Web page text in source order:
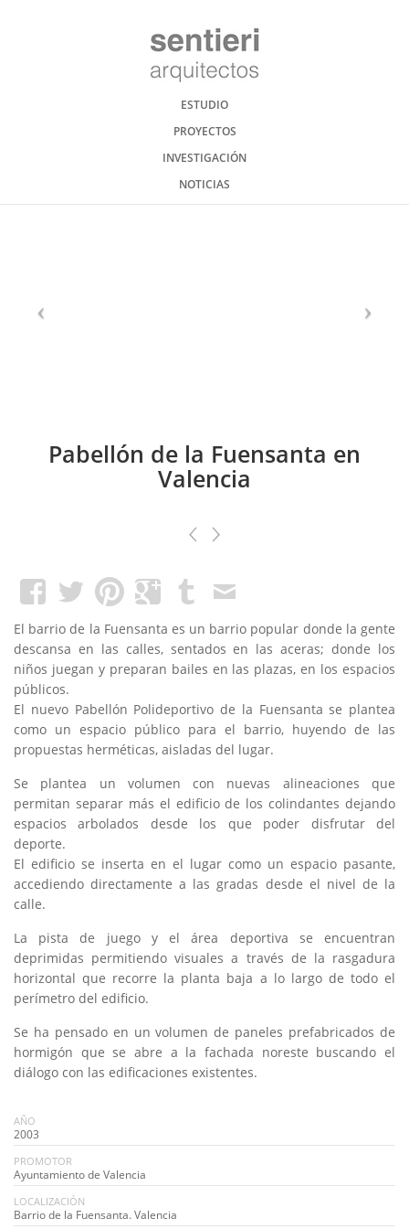
ESTUDIO
PROYECTOS
INVESTIGACIÓN
NOTICIAS
Pabellón de la Fuensanta en
Valencia
El barrio de la Fuensanta es un barrio popular donde la gente
descansa en las calles, sentados en las aceras; donde los
niños juegan y preparan bailes en las plazas, en los espacios
públicos.
El nuevo Pabellón Polideportivo de la Fuensanta se plantea
como un espacio público para el barrio, huyendo de las
propuestas herméticas, aisladas del lugar.
Se plantea un volumen con nuevas alineaciones que
permitan separar más el edificio de los colindantes dejando
espacios arbolados desde los que poder disfrutar del
deporte.
El edificio se inserta en el lugar como un espacio pasante,
accediendo directamente a las gradas desde el nivel de la
calle.
La pista de juego y el área deportiva se encuentran
deprimidas permitiendo visuales a través de la rasgadura
horizontal que recorre la planta baja a lo largo de todo el
perímetro del edificio.
Se ha pensado en un volumen de paneles prefabricados de
hormigón que se abre a la fachada noreste buscando el
diálogo con las edificaciones existentes.
AÑO
2003
PROMOTOR
Ayuntamiento de Valencia
LOCALIZACIÓN
Barrio de la Fuensanta. Valencia